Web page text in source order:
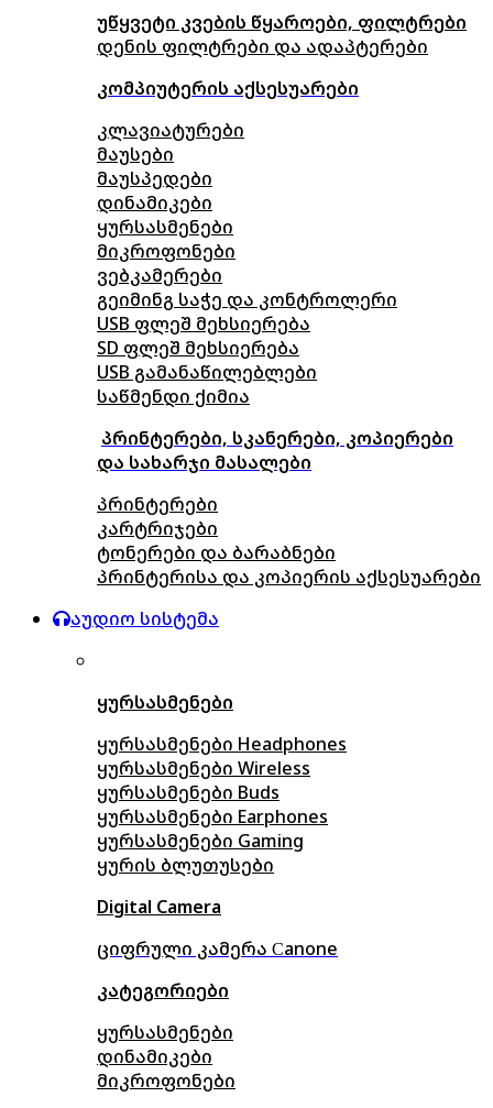
უწყვეტი კვების წყაროები, ფილტრები
დენის ფილტრები და ადაპტერები
კომპიუტერის აქსესუარები
კლავიატურები
მაუსები
მაუსპედები
დინამიკები
ყურსასმენები
მიკროფონები
ვებკამერები
გეიმინგ საჭე და კონტროლერი
USB ფლეშ მეხსიერება
SD ფლეშ მეხსიერება
USB გამანაწილებლები
საწმენდი ქიმია
პრინტერები, სკანერები, კოპიერები
და სახარჯი მასალები
პრინტერები
კარტრიჯები
ტონერები და ბარაბნები
პრინტერისა და კოპიერის აქსესუარები
აუდიო სისტემა
ყურსასმენები
ყურსასმენები Headphones
ყურსასმენები Wireless
ყურსასმენები Buds
ყურსასმენები Earphones
ყურსასმენები Gaming
ყურის ბლუთუსები
Digital Camera
ციფრული კამერა Сanone
კატეგორიები
ყურსასმენები
დინამიკები
მიკროფონები